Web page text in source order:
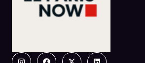
InstagramFacebook
X- Linkedin